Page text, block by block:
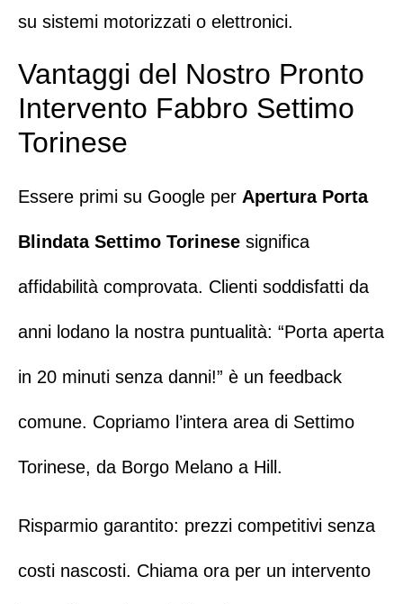
su sistemi motorizzati o elettronici.
Vantaggi del Nostro Pronto
Intervento Fabbro Settimo
Torinese
Essere primi su Google per Apertura Porta
Blindata Settimo Torinese significa
affidabilità comprovata. Clienti soddisfatti da
anni lodano la nostra puntualità: “Porta aperta
in 20 minuti senza danni!” è un feedback
comune. Copriamo l’intera area di Settimo
Torinese, da Borgo Melano a Hill.
Risparmio garantito: prezzi competitivi senza
costi nascosti. Chiama ora per un intervento